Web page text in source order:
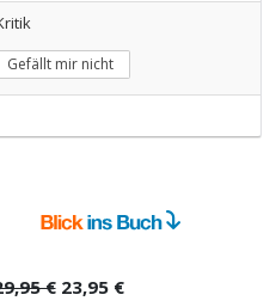
Gefällt mir nicht
€23,95 €